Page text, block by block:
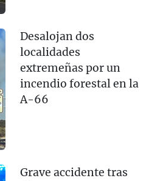
Desalojan dos
localidades
extremeñas por un
incendio forestal en la
A-66
Grave accidente tras